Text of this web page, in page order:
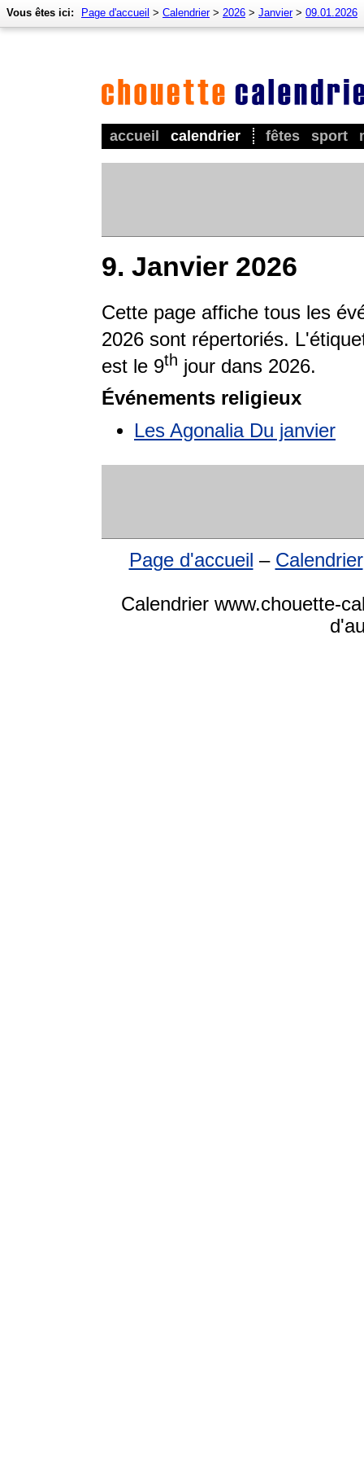
accueil calendrier fêtes sport
Vous êtes ici: Page d'accueil > Calendrier> 2026 > Janvier> 09.01.2026
9. Janvier 2026
Cette page affiche tous les
2026 sont répertoriés.
est le 9th jour dans 2026.
Événements religieux
Les Agonalia Du janvier
Page d'accueil – Calendrier
Calendrier www.chouette-